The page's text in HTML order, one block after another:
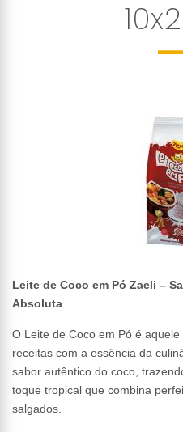
Leite de Coco em Pó Zaeli –
Absoluta
O Leite de Coco em Pó é
receitas com a essência da
sabor autêntico do coco,
toque tropical que combina
salgados.